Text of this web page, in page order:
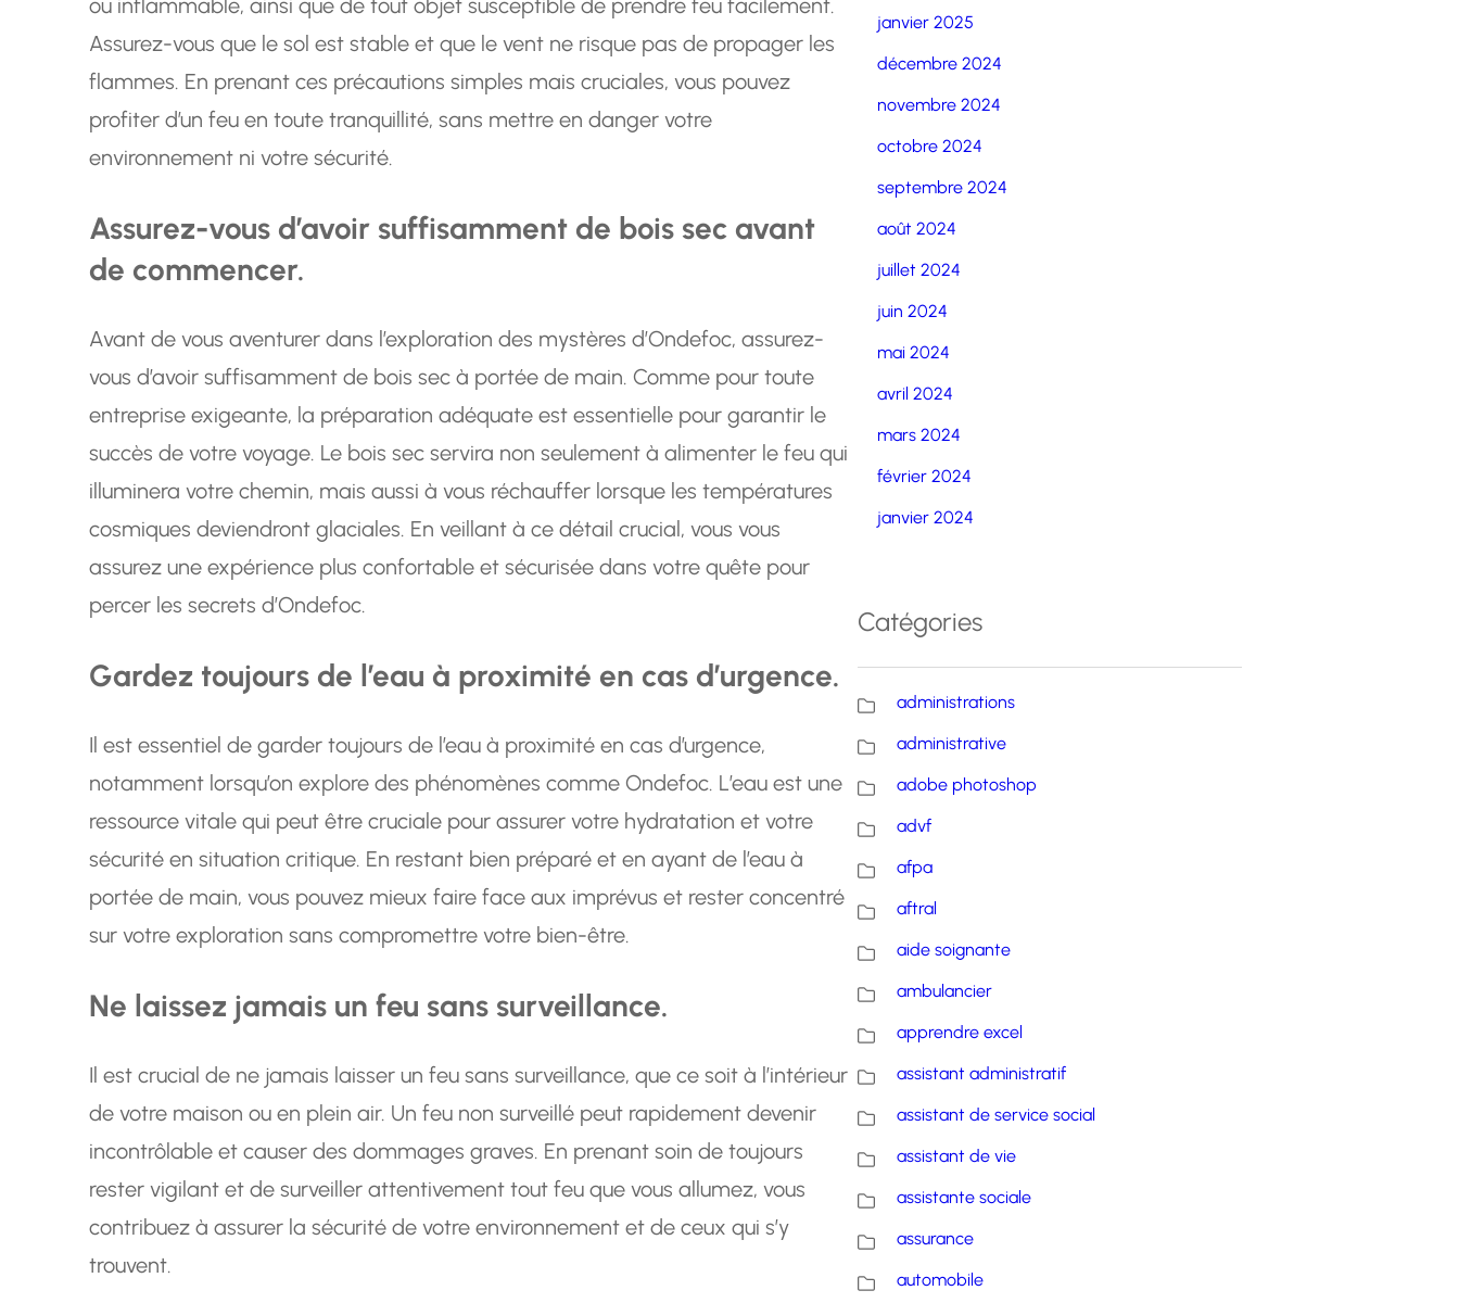
Assurez-vous que le sol est stable et que le vent ne risque pas de propager les
flammes. En prenant ces précautions simples mais cruciales, vous pouvez
profiter d’un feu en toute tranquillité, sans mettre en danger votre
environnement ni votre sécurité.
Assurez-vous d’avoir suffisamment de bois sec avant
de commencer.
Avant de vous aventurer dans l’exploration des mystères d’Ondefoc, assurez-
vous d’avoir suffisamment de bois sec à portée de main. Comme pour toute
entreprise exigeante, la préparation adéquate est essentielle pour garantir le
succès de votre voyage. Le bois sec servira non seulement à alimenter le feu qui
illuminera votre chemin, mais aussi à vous réchauffer lorsque les températures
cosmiques deviendront glaciales. En veillant à ce détail crucial, vous vous
assurez une expérience plus confortable et sécurisée dans votre quête pour
percer les secrets d’Ondefoc.
Gardez toujours de l’eau à proximité en cas d’urgence.
Il est essentiel de garder toujours de l’eau à proximité en cas d’urgence,
notamment lorsqu’on explore des phénomènes comme Ondefoc. L’eau est une
ressource vitale qui peut être cruciale pour assurer votre hydratation et votre
sécurité en situation critique. En restant bien préparé et en ayant de l’eau à
portée de main, vous pouvez mieux faire face aux imprévus et rester concentré
sur votre exploration sans compromettre votre bien-être.
Ne laissez jamais un feu sans surveillance.
Il est crucial de ne jamais laisser un feu sans surveillance, que ce soit à l’intérieur
de votre maison ou en plein air. Un feu non surveillé peut rapidement devenir
incontrôlable et causer des dommages graves. En prenant soin de toujours
rester vigilant et de surveiller attentivement tout feu que vous allumez, vous
contribuez à assurer la sécurité de votre environnement et de ceux qui s’y
trouvent.
janvier 2025
décembre 2024
novembre 2024
octobre 2024
septembre 2024
août 2024
juillet 2024
juin 2024
mai 2024
avril 2024
mars 2024
février 2024
janvier 2024
Catégories
administrations
administrative
adobe photoshop
advf
afpa
aftral
aide soignante
ambulancier
apprendre excel
assistant administratif
assistant de service social
assistant de vie
assistante sociale
assurance
automobile